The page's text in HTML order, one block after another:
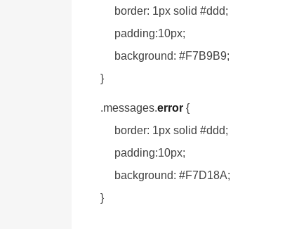
border: 1px solid #ddd;
padding:10px;
background: #F7B9B9;
}
.messages.error {
border: 1px solid #ddd;
padding:10px;
background: #F7D18A;
}